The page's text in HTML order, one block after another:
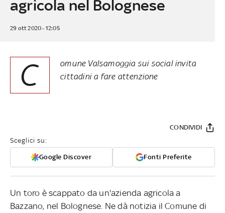
agricola nel Bolognese
29 ott 2020 - 12:05
C
omune Valsamoggia sui social invita
cittadini a fare attenzione
Sceglici su:
Google Discover Fonti Preferite
CONDIVIDI
Un toro è scappato da un'azienda agricola a
Bazzano, nel Bolognese. Ne dà notizia il Comune di